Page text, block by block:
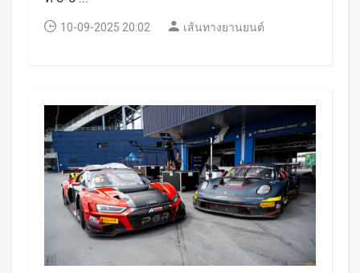
10-09-2025 20:02 เส้นทางยานยนต์